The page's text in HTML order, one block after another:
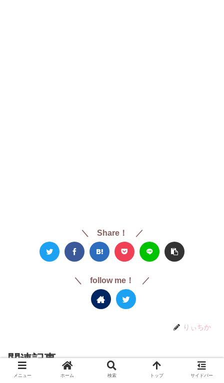
＼ Share！ ／
＼ follow me！ ／
りぃちか
関連記事
メニュー ホーム 検索 トップ サイドバー